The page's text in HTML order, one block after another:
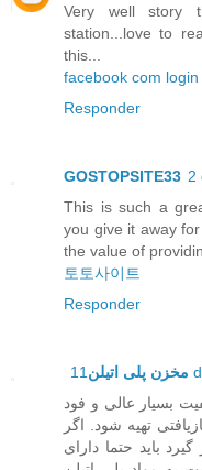
Very well story
station...love to
this...
facebook com login
Responder
GOSTOPSITE33 2
This is such a
you give it away
the value of
토토사이트
Responder
مخزن پلی اتیلن
بسیار عالی و فود
تهیه شود. اگر
باید حتما دارای